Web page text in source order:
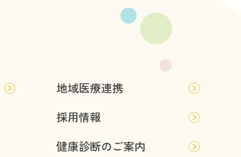
地域医療連携
採用情報
健康診断のご案内